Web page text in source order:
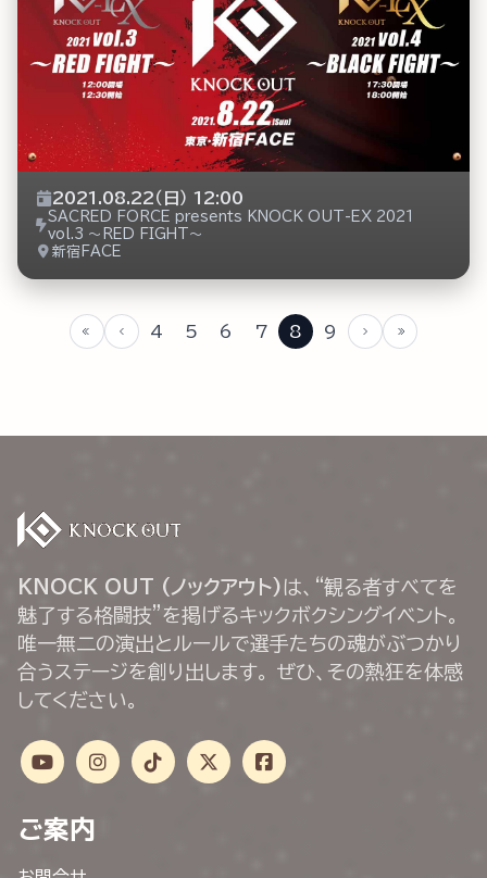
2021.08.22（日） 12:00
SACRED FORCE presents KNOCK OUT-EX 2021
vol.3 ～RED FIGHT～
新宿FACE
4 5 6 7 8 9
KNOCK OUT (ノックアウト) は、“観る者すべてを
魅了する格闘技”を掲げるキックボクシングイベント。
唯一無二の演出とルールで選手たちの魂がぶつかり
合うステージを創り出します。 ぜひ、その熱狂を体感
してください。
ご案内